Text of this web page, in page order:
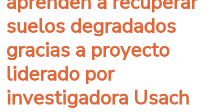
suelos degradados
gracias a proyecto
liderado por
investigadora Usach